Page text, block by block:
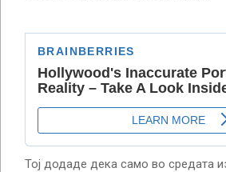
Тој додаде дека само во средата